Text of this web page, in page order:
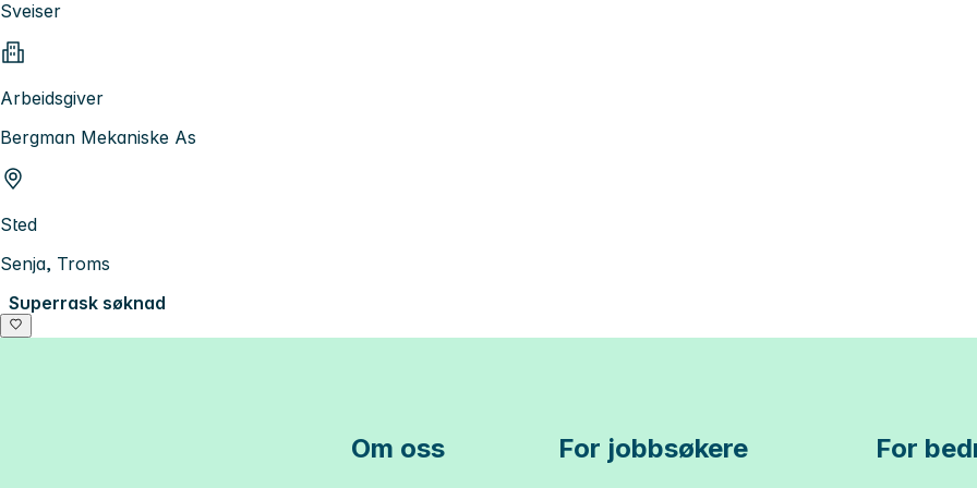
Sveiser
Arbeidsgiver
Bergman Mekaniske As
Sted
Senja, Troms
Superrask søknad
Om oss For jobbsøkere For